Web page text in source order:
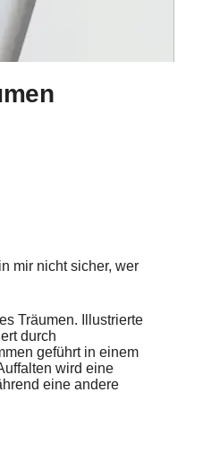
mir nicht sicher, wer
Träumen. Illustrierte
durch
geführt in einem
wird eine
eine andere